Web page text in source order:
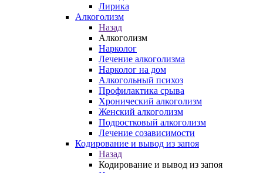
Лирика
Алкоголизм
Назад
Алкоголизм
Нарколог
Лечение алкоголизма
Нарколог на дом
Алкогольный психоз
Профилактика срыва
Хронический алкоголизм
Женский алкоголизм
Подростковый алкоголизм
Лечение созависимости
Кодирование и вывод из запоя
Назад
Кодирование и вывод из запоя